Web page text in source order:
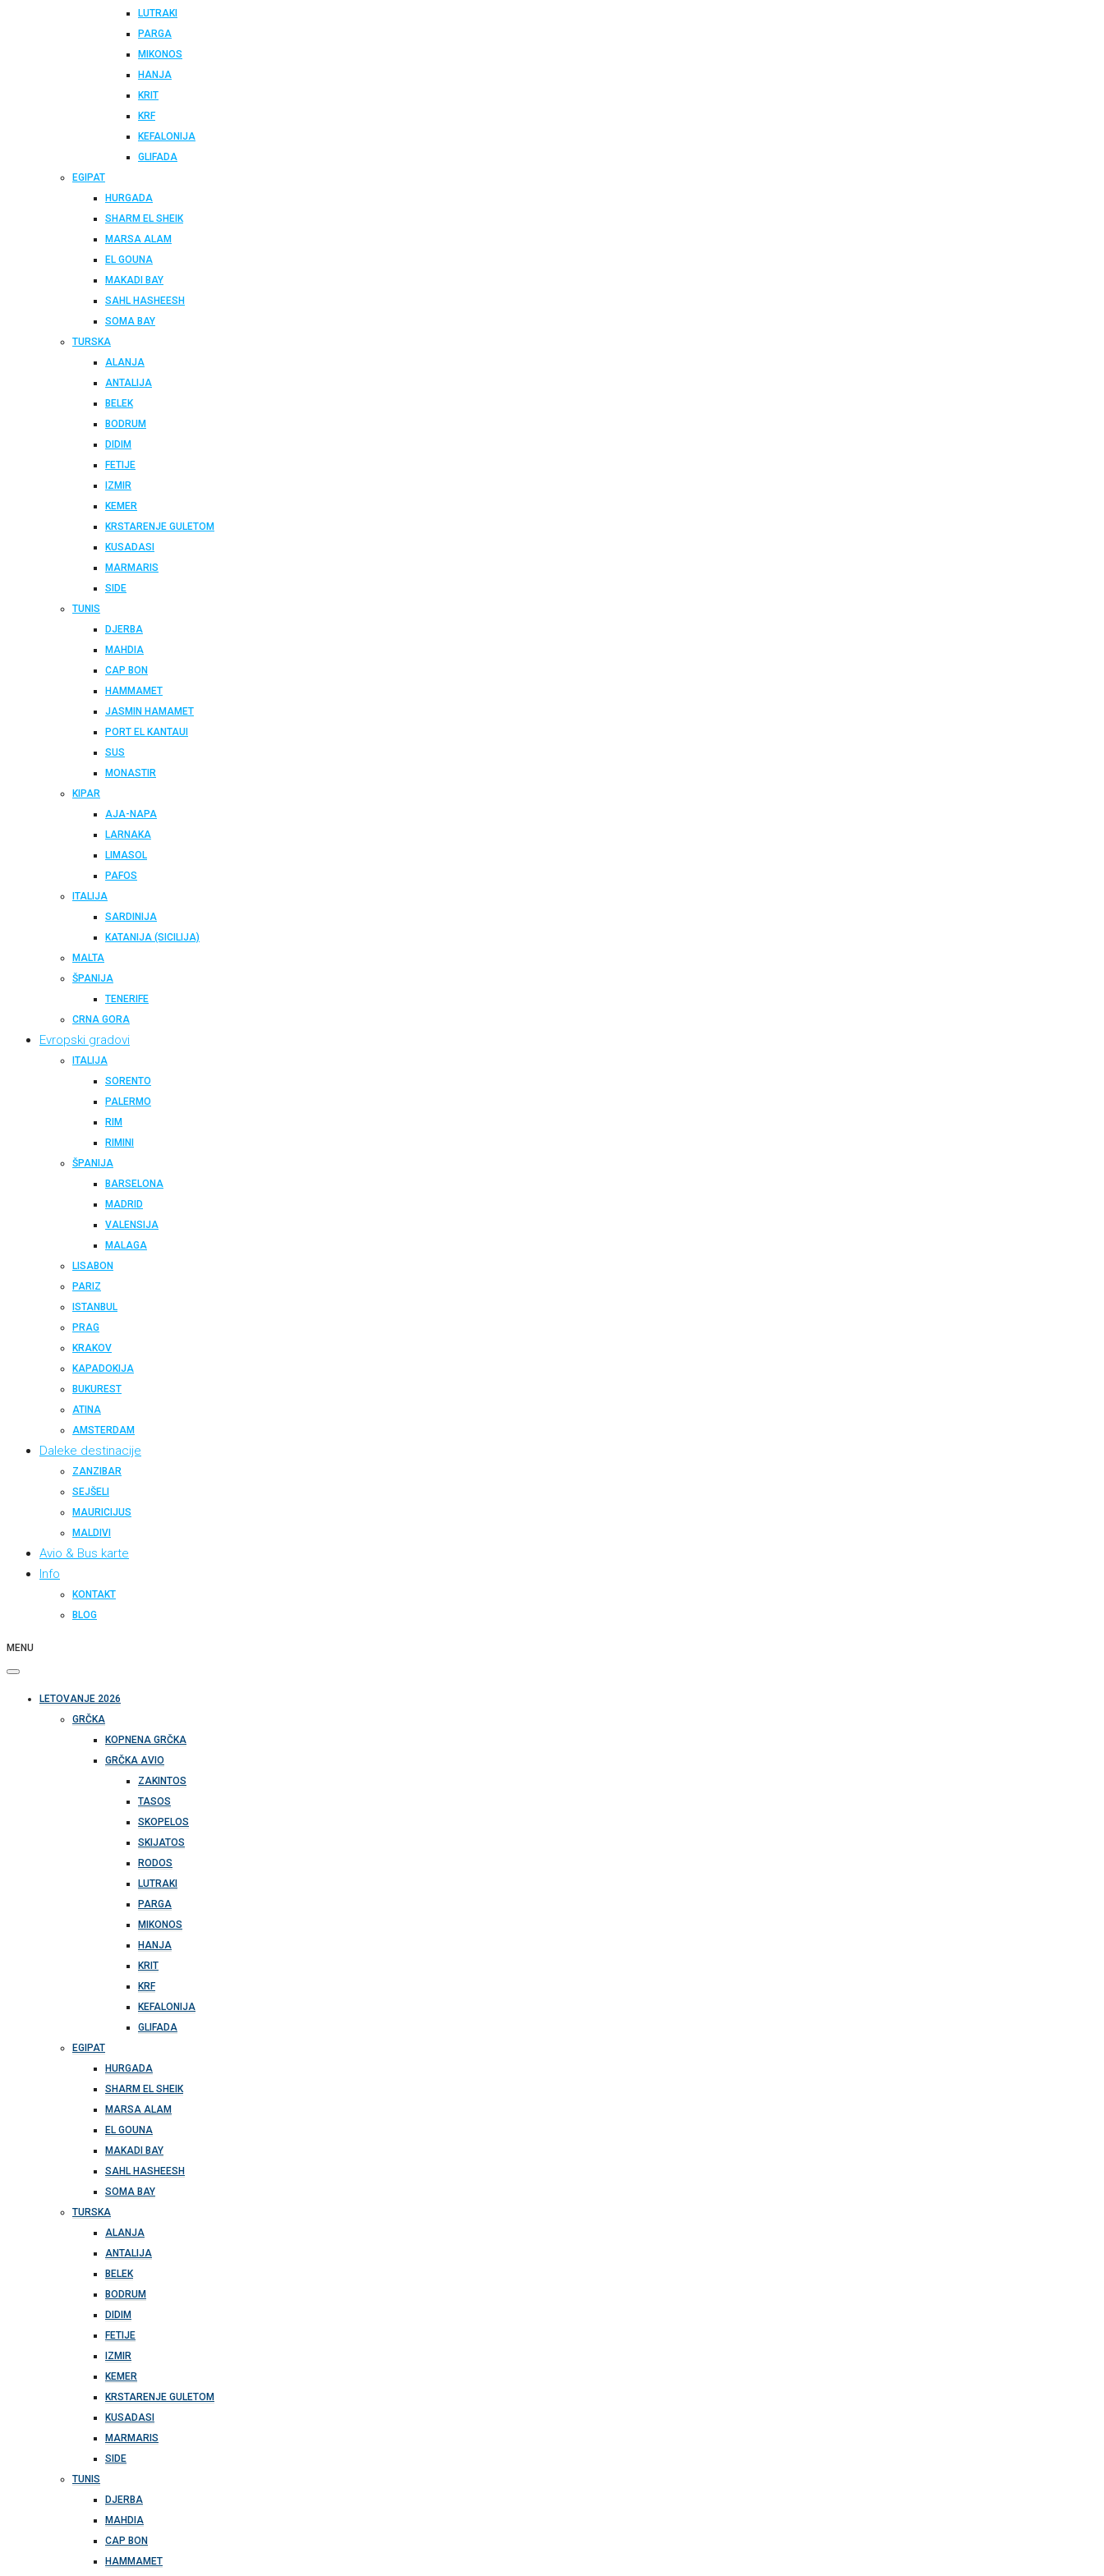
LUTRAKI
PARGA
MIKONOS
HANJA
KRIT
KRF
KEFALONIJA
GLIFADA
EGIPAT
HURGADA
SHARM EL SHEIK
MARSA ALAM
EL GOUNA
MAKADI BAY
SAHL HASHEESH
SOMA BAY
TURSKA
ALANJA
ANTALIJA
BELEK
BODRUM
DIDIM
FETIJE
IZMIR
KEMER
KRSTARENJE GULETOM
KUSADASI
MARMARIS
SIDE
TUNIS
DJERBA
MAHDIA
CAP BON
HAMMAMET
JASMIN HAMAMET
PORT EL KANTAUI
SUS
MONASTIR
KIPAR
AJA-NAPA
LARNAKA
LIMASOL
PAFOS
ITALIJA
SARDINIJA
KATANIJA (SICILIJA)
MALTA
ŠPANIJA
TENERIFE
CRNA GORA
Evropski gradovi
ITALIJA
SORENTO
PALERMO
RIM
RIMINI
ŠPANIJA
BARSELONA
MADRID
VALENSIJA
MALAGA
LISABON
PARIZ
ISTANBUL
PRAG
KRAKOV
KAPADOKIJA
BUKUREST
ATINA
AMSTERDAM
Daleke destinacije
ZANZIBAR
SEJŠELI
MAURICIJUS
MALDIVI
Avio & Bus karte
Info
KONTAKT
BLOG
MENU
LETOVANJE 2026
GRČKA
KOPNENA GRČKA
GRČKA AVIO
ZAKINTOS
TASOS
SKOPELOS
SKIJATOS
RODOS
LUTRAKI
PARGA
MIKONOS
HANJA
KRIT
KRF
KEFALONIJA
GLIFADA
EGIPAT
HURGADA
SHARM EL SHEIK
MARSA ALAM
EL GOUNA
MAKADI BAY
SAHL HASHEESH
SOMA BAY
TURSKA
ALANJA
ANTALIJA
BELEK
BODRUM
DIDIM
FETIJE
IZMIR
KEMER
KRSTARENJE GULETOM
KUSADASI
MARMARIS
SIDE
TUNIS
DJERBA
MAHDIA
CAP BON
HAMMAMET